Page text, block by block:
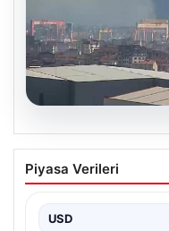
07.08.2026
Tuzla’da işçi
yangın
kişinin kaldığı işçi
Piyasa Verileri
USD